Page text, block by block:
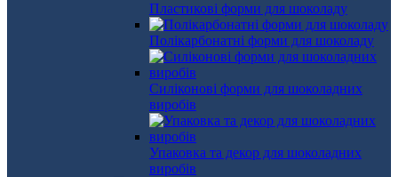
Пластикові форми для шоколаду
Полікарбонатні форми для шоколаду
Силіконові форми для шоколадних
виробів
Упаковка та декор для шоколадних
виробів